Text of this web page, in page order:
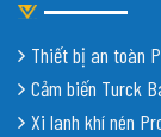
Thiết bị an toàn
Cảm biến Turck
Xi lanh khí nén